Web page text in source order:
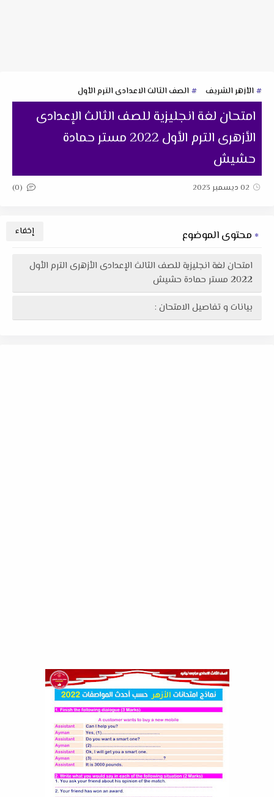
الأزهر الشريف الصف الثالث الاعدادى الترم الأول
‏‏امتحان لغة انجليزية للصف الثالث الإعدادى
الأزهرى الترم الأول 2022 مستر حمادة
حشيش
02 ديسمبر 2023 (0)
محتوى الموضوع
‏‏امتحان لغة انجليزية للصف الثالث الإعدادى الأزهرى الترم الأول
2022 مستر حمادة حشيش
بيانات و تفاصيل الامتحان :